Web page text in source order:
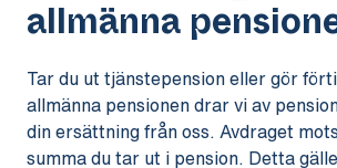
allmänna
Tar du ut tjänstepension eller gör
allmänna pensionen drar vi av
din ersättning från oss. Avdraget
summa du tar ut i pension. Detta